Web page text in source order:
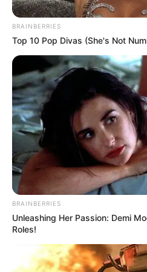
ΑΠΟΨΕΙΣ
Οι γυναίκες πρέπει
ΛΟΑΤΚΙ Δύση, όχι τη
Aνατολή
Οι γυναίκες πρέπει να
μουσουλμανική Aνατολή… Το
BRAINBERRIES
Top 10 Pop Divas (She's Not
BRAINBERRIES
Unleashing Her Passion: Demi
Roles!